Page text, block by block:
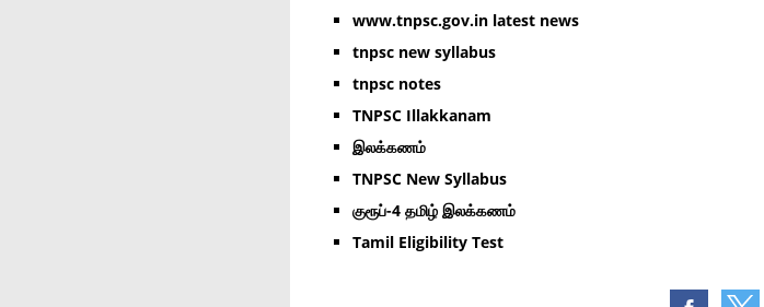
www.tnpsc.gov.in latest news
tnpsc new syllabus
tnpsc notes
TNPSC Illakkanam
இலக்கணம்
TNPSC New Syllabus
குரூப்-4 தமிழ் இலக்கணம்
Tamil Eligibility Test